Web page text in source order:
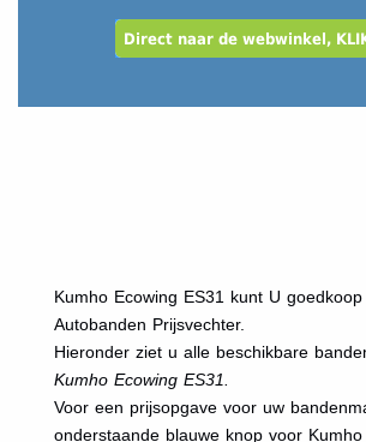
Kumho Ecowing ES31 kunt U
Autobanden Prijsvechter.
Hieronder ziet u alle beschikbare
Kumho Ecowing ES31.
Voor een prijsopgave voor uw
onderstaande blauwe knop voor